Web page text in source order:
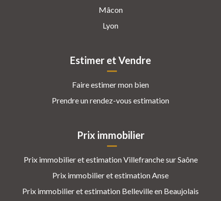
Mâcon
Lyon
Estimer et Vendre
Faire estimer mon bien
Prendre un rendez-vous estimation
Prix immobilier
Prix immobilier et estimation Villefranche sur Saône
Prix immobilier et estimation Anse
Prix immobilier et estimation Belleville en Beaujolais